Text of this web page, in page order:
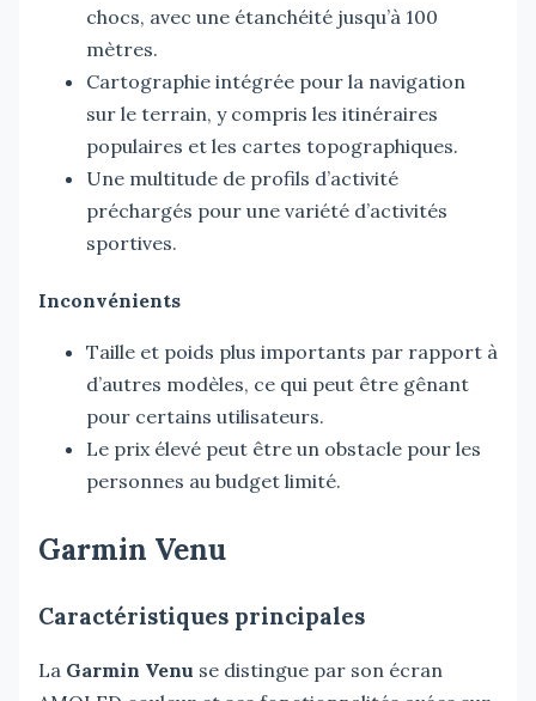
chocs, avec une étanchéité jusqu’à 100
mètres.
Cartographie intégrée pour la navigation
sur le terrain, y compris les itinéraires
populaires et les cartes topographiques.
Une multitude de profils d’activité
préchargés pour une variété d’activités
sportives.
Inconvénients
Taille et poids plus importants par rapport à
d’autres modèles, ce qui peut être gênant
pour certains utilisateurs.
Le prix élevé peut être un obstacle pour les
personnes au budget limité.
Garmin Venu
Caractéristiques principales
La Garmin Venu se distingue par son écran